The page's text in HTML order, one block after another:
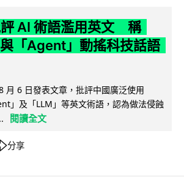
評 AI 術語濫用英文 稱
與「Agent」動搖科技話語
月 6 日發表文章，批評中國廣泛使用
」及「LLM」等英文術語，認為做法侵蝕
閱讀全文
分享